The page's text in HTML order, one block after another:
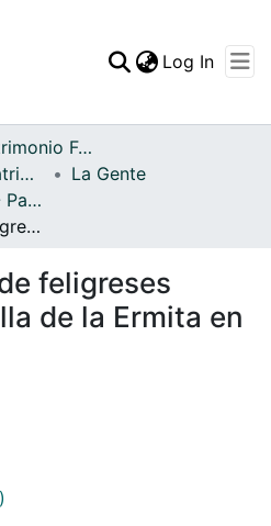
Statistics
Log In
Archivo del Patrimonio Fotográfico y Fílmico del Valle del Cauca
Fondo Archivo del Patrimonio Fotográfico y Fílmico del Valle del Cauca
La Gente
APFFVC - El Pueblo - Patrimonial
Congregación de feligreses frente a la capilla de la Ermita en 1917
feligreses
de la Ermita en